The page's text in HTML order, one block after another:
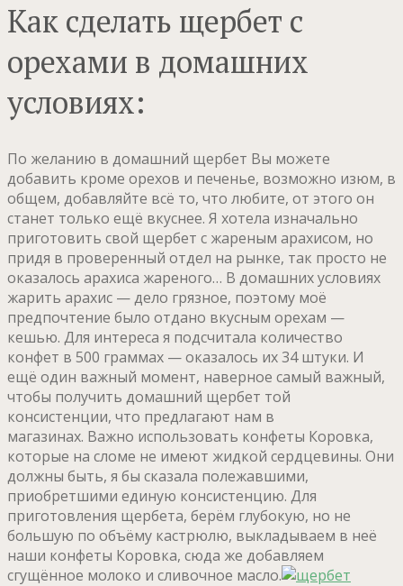
Как сделать щербет с
орехами в домашних
условиях:
По желанию в домашний щербет Вы можете
добавить кроме орехов и печенье, возможно изюм, в
общем, добавляйте всё то, что любите, от этого он
станет только ещё вкуснее. Я хотела изначально
приготовить свой щербет с жареным арахисом, но
придя в проверенный отдел на рынке, так просто не
оказалось арахиса жареного… В домашних условиях
жарить арахис — дело грязное, поэтому моё
предпочтение было отдано вкусным орехам —
кешью. Для интереса я подсчитала количество
конфет в 500 граммах — оказалось их 34 штуки. И
ещё один важный момент, наверное самый важный,
чтобы получить домашний щербет той
консистенции, что предлагают нам в
магазинах. Важно использовать конфеты Коровка,
которые на сломе не имеют жидкой сердцевины. Они
должны быть, я бы сказала полежавшими,
приобретшими единую консистенцию. Для
приготовления щербета, берём глубокую, но не
большую по объёму кастрюлю, выкладываем в неё
наши конфеты Коровка, сюда же добавляем
сгущённое молоко и сливочное масло.